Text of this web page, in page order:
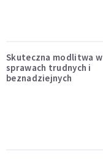
Skuteczna modlitwa w
sprawach trudnych i
beznadziejnych